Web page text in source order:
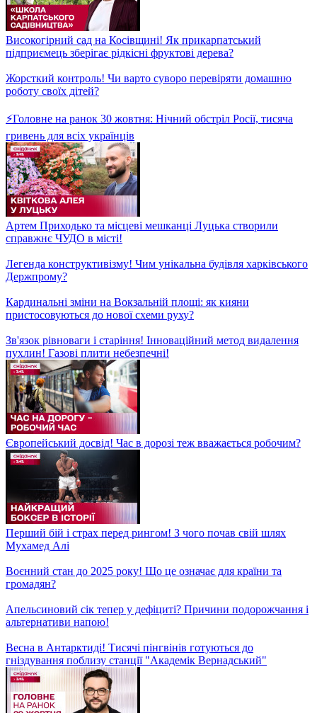
фіналу! Цікаво про спорт
Високогірний сад на Косівщині! Як прикарпатський
підприємець зберігає рідкісні фруктові дерева?
Жорсткий контроль! Чи варто суворо перевіряти домашню
роботу своїх дітей?
⚡Головне на ранок 30 жовтня: Нічний обстріл Росії, тисяча
гривень для всіх українців
Артем Приходько та місцеві мешканці Луцька створили
справжнє ЧУДО в місті!
Легенда конструктивізму! Чим унікальна будівля харківського
Кардинальні зміни на Вокзальній площі: як кияни
пристосовуються до нової схеми руху?